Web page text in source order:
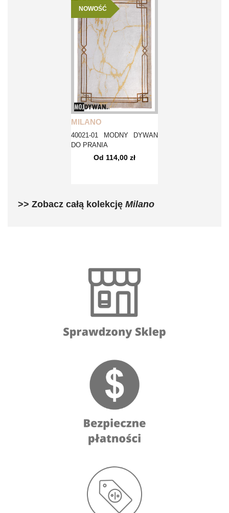
NOWOŚĆ
MILANO
40021-01 MODNY DYWAN
DO PRANIA
Od 114,00 zł
>> Zobacz całą kolekcję Milano